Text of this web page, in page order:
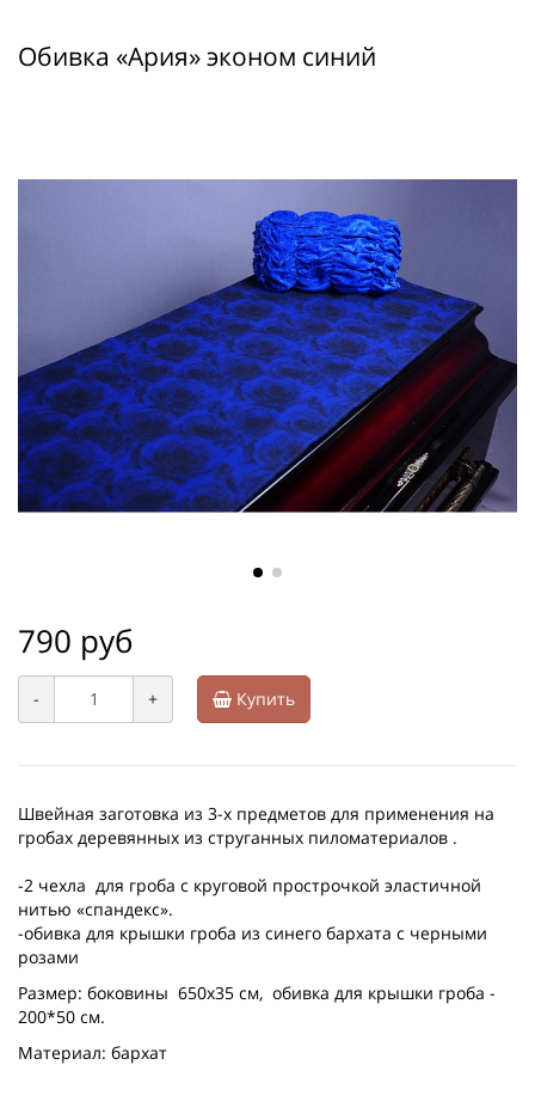
Обивка «Ария» эконом синий
790 руб
- + Купить
Швейная заготовка из 3-х предметов для применения на
гробах деревянных из струганных пиломатериалов .
-2 чехла для гроба с круговой прострочкой эластичной
нитью «спандекс».
-обивка для крышки гроба из синего бархата с черными
розами
Размер: боковины 650х35 см, обивка для крышки гроба -
200*50 см.
Материал: бархат